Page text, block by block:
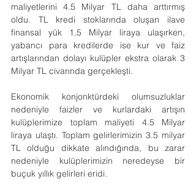
maliyetlerini 4.5 Milyar TL daha arttırmış
oldu. TL kredi stoklarında oluşan ilave
finansal yük 1.5 Milyar liraya ulaşırken,
yabancı para kredilerde ise kur ve faiz
artışlarından dolayı kulüpler ekstra olarak 3
Milyar TL civarında gerçekleşti.
Ekonomik konjonktürdeki olumsuzluklar
nedeniyle faizler ve kurlardaki artışın
kulüplerimize toplam maliyeti 4.5 Milyar
liraya ulaştı. Toplam gelirlerimizin 3.5 milyar
TL olduğu dikkate alındığında, bu zarar
nedeniyle kulüplerimizin neredeyse bir
buçuk yıllık gelirleri eridi.